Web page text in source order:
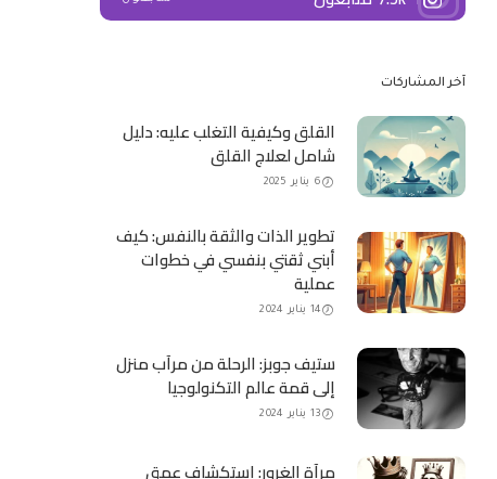
آخر المشاركات
القلق وكيفية التغلب عليه: دليل
شامل لعلاج القلق
6 يناير 2025
تطوير الذات والثقة بالنفس: كيف
أبني ثقتي بنفسي في خطوات
عملية
14 يناير 2024
ستيف جوبز: الرحلة من مرآب منزل
إلى قمة عالم التكنولوجيا
13 يناير 2024
مرآة الغرور: استكشاف عمق